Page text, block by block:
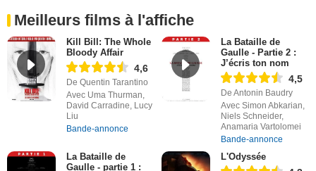
Meilleurs films à l'affiche
Kill Bill: The Whole
Bloody Affair
4,6
De Quentin Tarantino
Avec Uma Thurman,
David Carradine, Lucy
Liu
Bande-annonce
La Bataille de
Gaulle - Partie 2 :
J’écris ton nom
4,5
De Antonin Baudry
Avec Simon Abkarian,
Niels Schneider,
Anamaria Vartolomei
Bande-annonce
La Bataille de
Gaulle - partie 1 :
L'Odyssée